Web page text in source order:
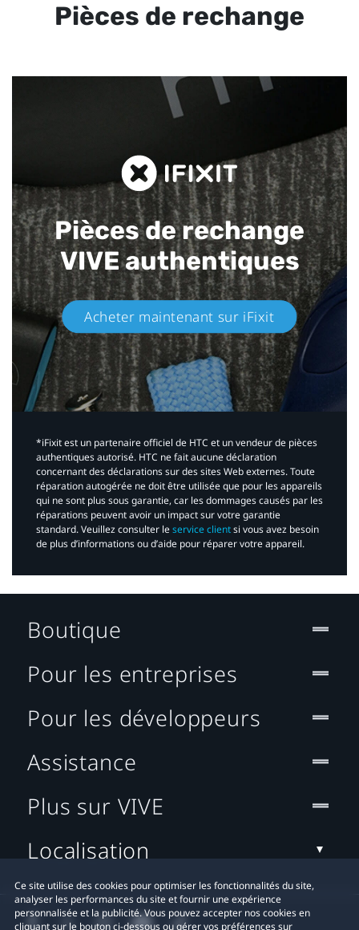
Pièces de rechange
Pièces de rechange
VIVE authentiques​
Acheter maintenant sur iFixit​
*iFixit est un partenaire officiel de HTC et un vendeur de pièces
authentiques autorisé. HTC ne fait aucune déclaration
concernant des déclarations sur des sites Web externes. Toute
réparation autogérée ne doit être utilisée que pour les appareils
qui ne sont plus sous garantie, car les dommages causés par les
réparations peuvent avoir un impact sur votre garantie
standard. Veuillez consulter leservice clientsi vous avez besoin
de plus d’informations ou d’aide pour réparer votre appareil.​
Ce site utilise des cookies pour optimiser les fonctionnalités du site,
analyser les performances du site et fournir une expérience
personnalisée et la publicité. Vous pouvez accepter nos cookies en
cliquant sur le bouton ci-dessous ou gérer vos préférences sur
Boutique
Pour les entreprises
Pour les développeurs
Assistance
Plus sur VIVE
Localisation